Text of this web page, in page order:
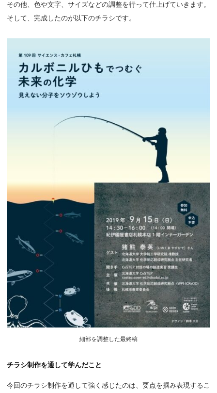
その他、色や文字、サイズなどの調整を行って仕上げていきます。
そして、完成したのが以下のチラシです。
細部を調整した最終稿
チラシ制作を通して学んだこと
今回のチラシ制作を通して強く感じたのは、要点を掴み表現するこ